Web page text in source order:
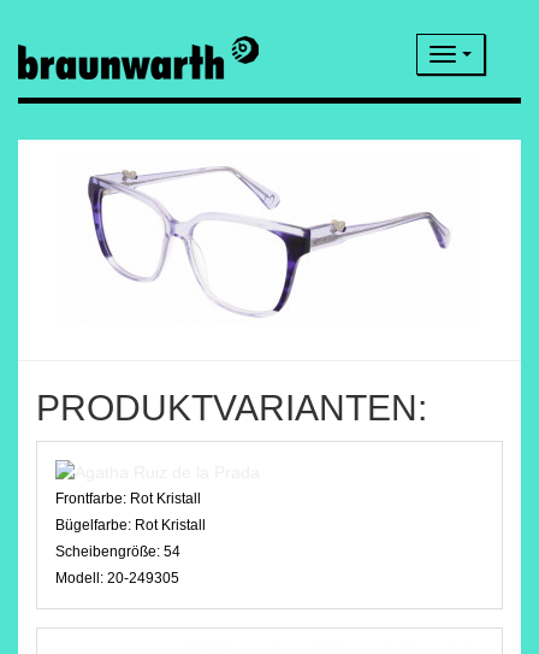
PRODUKTVARIANTEN:
Frontfarbe: Rot Kristall
Bügelfarbe: Rot Kristall
Scheibengröße: 54
Modell: 20-249305